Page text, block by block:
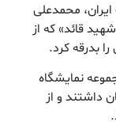
محمدعلی
قائد» که از
بدرقه کرد.
نمایشگاه
داشتند و از